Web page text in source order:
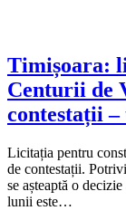
Timișoara:
Centurii de
contestații –
Licitația pentru
de contestații.
se așteaptă o
lunii este…